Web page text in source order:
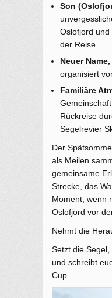
Son
Oslofjord und
der Reise
Neuer
organisiert
Familiäre
Rückreise
Segelrevier
Der
als Meilen
gemeinsame
Strecke, das
Moment, wenn
Oslofjord vor
Nehmt die
Setzt die
und schreibt
Cup.